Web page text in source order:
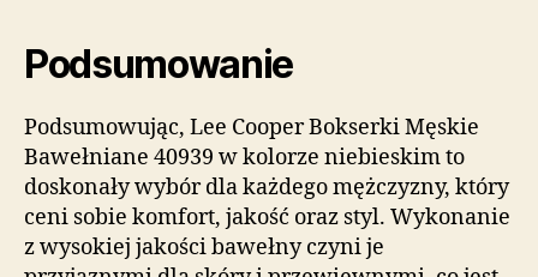
Podsumowanie
Podsumowując, Lee Cooper Bokserki Męskie
Bawełniane 40939 w kolorze niebieskim to
doskonały wybór dla każdego mężczyzny, który
ceni sobie komfort, jakość oraz styl. Wykonanie
z wysokiej jakości bawełny czyni je